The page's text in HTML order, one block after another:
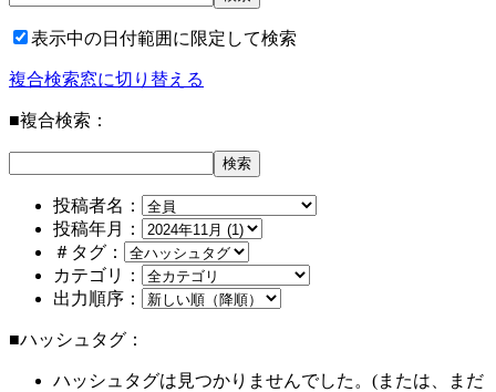
表示中の日付範囲に限定して検索
複合検索窓に切り替える
■複合検索：
投稿者名：
投稿年月：
＃タグ：
カテゴリ：
出力順序：
■ハッシュタグ：
ハッシュタグは見つかりませんでした。(または、まだ